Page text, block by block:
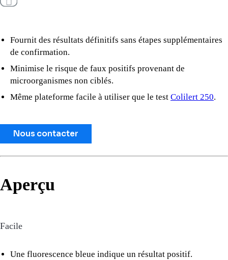
Fournit des résultats définitifs sans étapes supplémentaires
de confirmation.
Minimise le risque de faux positifs provenant de
microorganismes non ciblés.
Même plateforme facile à utiliser que le test Colilert 250.
Nous contacter
Aperçu
Facile
Une fluorescence bleue indique un résultat positif.